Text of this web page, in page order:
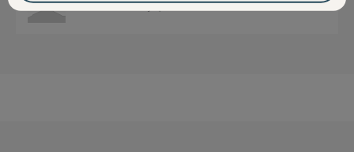
Frédéric O. il y a plus d'un an